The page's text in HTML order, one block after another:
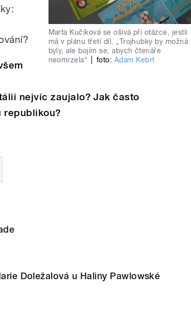
Marta Kučíková se ošívá při otázce, jestli
má v plánu třetí díl. „Trojhubky by možná
byly, ale bojím se, abych čtenáře
neomrzela“
foto: Adam Kebrt
nejvíc zaujalo? Jak často
republikou?
Doležalová u Haliny Pawlowské